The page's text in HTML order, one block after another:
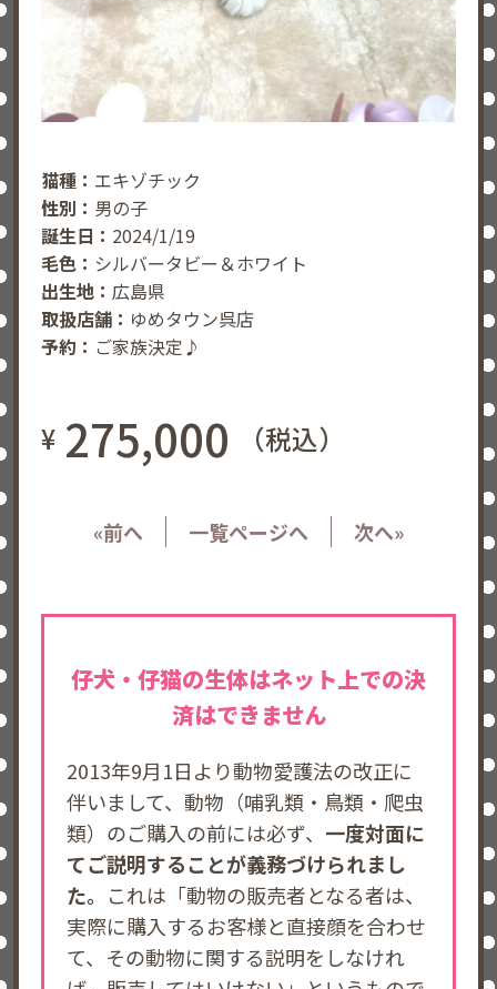
猫種： エキゾチック
性別： 男の子
誕生日： 2024/1/19
毛色： シルバータビー＆ホワイト
出生地： 広島県
取扱店舗： ゆめタウン呉店
予約： ご家族決定♪
¥ 275,000 （税込）
«前へ 一覧ページへ 次へ»
仔犬・仔猫の生体はネット上での決
済はできません
2013年9月1日より動物愛護法の改正に
伴いまして、動物（哺乳類・鳥類・爬虫
類）のご購入の前には必ず、 一度対面に
てご説明することが義務づけられまし
た。 これは「動物の販売者となる者は、
実際に購入するお客様と直接顔を合わせ
て、その動物に関する説明をしなけれ